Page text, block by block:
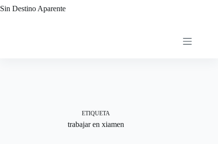
al
Sin Destino Aparente
ETIQUETA
trabajar en xiamen